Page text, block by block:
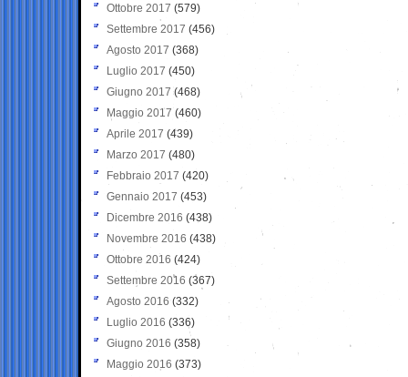
Ottobre 2017 (579)
Settembre 2017 (456)
Agosto 2017 (368)
Luglio 2017 (450)
Giugno 2017 (468)
Maggio 2017 (460)
Aprile 2017 (439)
Marzo 2017 (480)
Febbraio 2017 (420)
Gennaio 2017 (453)
Dicembre 2016 (438)
Novembre 2016 (438)
Ottobre 2016 (424)
Settembre 2016 (367)
Agosto 2016 (332)
Luglio 2016 (336)
Giugno 2016 (358)
Maggio 2016 (373)